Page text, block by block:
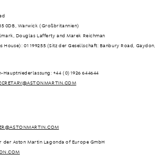
0DB, Warwick (Großbritannien)
Douglas Lafferty and Marek Reichman
House): 01199255 (Sitz der Gesellschaft: Banbury Road,
+44 (0)1926 644644
Aston Martin Lagonda of Europe GmbH